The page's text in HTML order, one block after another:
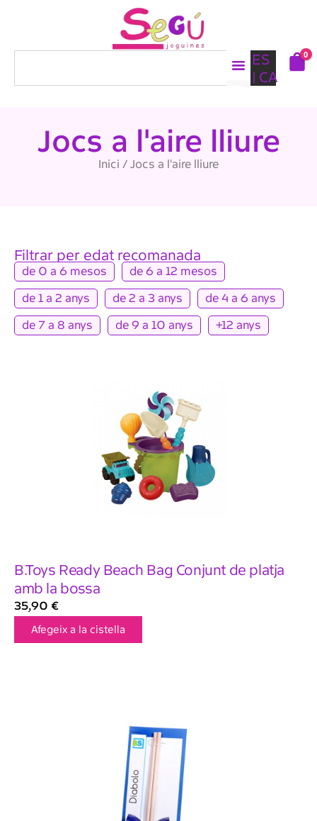
ES
CA
0
Jocs a l'aire lliure
Inici / Jocs a l'aire lliure
Filtrar per edat recomanada
de 0 a 6 mesos
de 6 a 12 mesos
de 1 a 2 anys
de 2 a 3 anys
de 4 a 6 anys
de 7 a 8 anys
de 9 a 10 anys +12 anys
B.Toys Ready Beach Bag Conjunt de platja
amb la bossa
35,90 €
Afegeix a la cistella